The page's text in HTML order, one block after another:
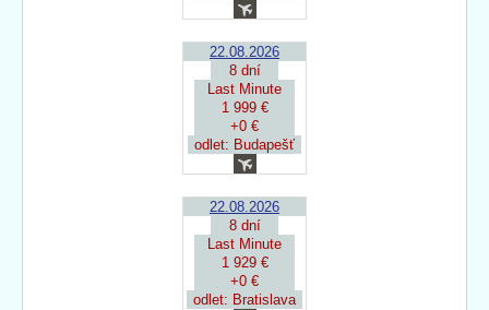
22.08.2026
8 dní
Last Minute
1 999 €
+0 €
odlet: Budapešť
22.08.2026
8 dní
Last Minute
1 929 €
+0 €
odlet: Bratislava